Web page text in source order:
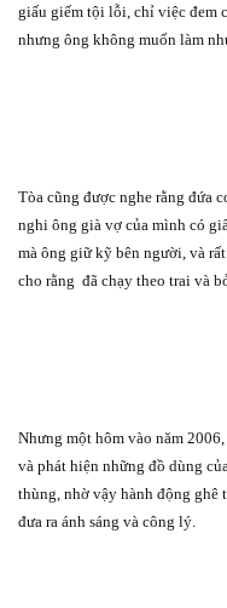
giấu giếm tội lỗi, chỉ việc đem
nhưng ông không muốn làm
Tòa cũng được nghe rằng đứa
nghi ông già vợ của mình có
mà ông giữ kỹ bên người, và
cho rằng đã chạy theo trai và
Nhưng một hôm vào năm
và phát hiện những đồ dùng
thùng, nhờ vậy hành động ghê
đưa ra ánh sáng và công lý.